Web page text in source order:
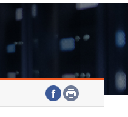
연구원 고객헌장
주요업무연락처